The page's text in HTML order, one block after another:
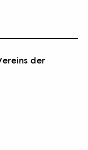
der